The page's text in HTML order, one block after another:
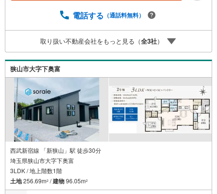
件ごとのメリット・注意点をまとめたレポートもご用意し
応。まずはお気軽にご相談ください。■電車でお越しのお客
様は、西武線「所沢駅」西口より徒歩5分■お車でお越しの
お客様は、提携駐車場がございますので弊社営業スタッフ
までお尋ねください。
電話する （通話料無料）
取り扱い不動産会社をもっと見る（全3社）
狭山市大字下奥富
西武新宿線 「新狭山」駅 徒歩30分
埼玉県狭山市大字下奥富
3LDK / 地上階数1階
土地256.69m2 /建物96.05m2